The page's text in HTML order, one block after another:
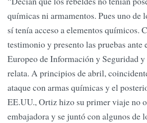
químicas ni armamentos. Pues uno de
sí tenía acceso a elementos químicos.
testimonio y presento las pruebas ante
Europeo de Información y Seguridad
relata. A principios de abril,
ataque con armas químicas y el
EE.UU., Ortiz hizo su primer viaje no
embajadora y se juntó con algunos de